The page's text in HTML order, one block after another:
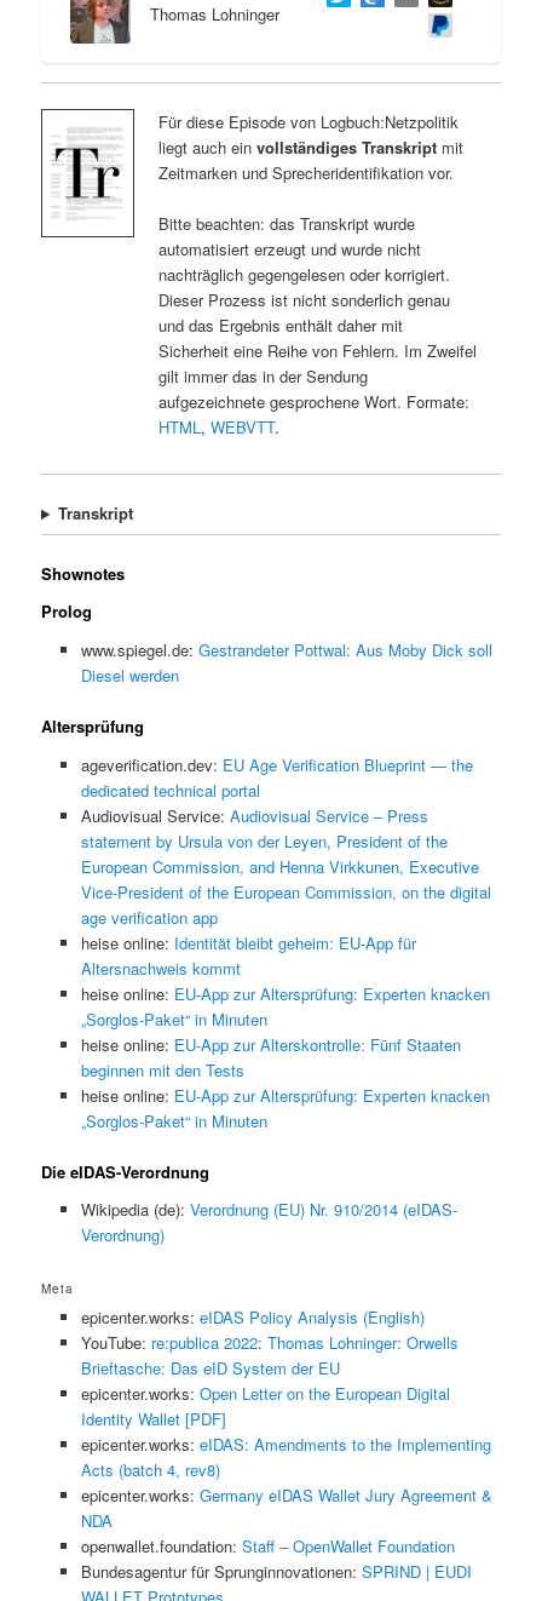
Thomas Lohninger
Für diese Episode von Logbuch:Netzpolitik
liegt auch ein vollständiges Transkriptmit
Zeitmarken und Sprecheridentifikation vor.
Bitte beachten: das Transkript wurde
automatisiert erzeugt und wurde nicht
nachträglich gegengelesen oder korrigiert.
Dieser Prozess ist nicht sonderlich genau
und das Ergebnis enthält daher mit
Sicherheit eine Reihe von Fehlern. Im Zweifel
gilt immer das in der Sendung
aufgezeichnete gesprochene Wort. Formate:
HTML, WEBVTT.
Transkript
Shownotes
Prolog
www.spiegel.de: Gestrandeter Pottwal: Aus Moby Dick soll
Diesel werden
Altersprüfung
ageverification.dev: EU Age Verification Blueprint — the
dedicated technical portal
Audiovisual Service: Audiovisual Service – Press
statement by Ursula von der Leyen, President of the
European Commission, and Henna Virkkunen, Executive
Vice-President of the European Commission, on the digital
age verification app
heise online: Identität bleibt geheim: EU-App für
Altersnachweis kommt
heise online: EU-App zur Altersprüfung: Experten knacken
„Sorglos-Paket“ in Minuten
heise online: EU-App zur Alterskontrolle: Fünf Staaten
beginnen mit den Tests
heise online: EU-App zur Altersprüfung: Experten knacken
„Sorglos-Paket“ in Minuten
Die eIDAS-Verordnung
Wikipedia (de): Verordnung (EU) Nr. 910/2014 (eIDAS-
Verordnung)
Meta
epicenter.works: eIDAS Policy Analysis (English)
YouTube: re:publica 2022: Thomas Lohninger: Orwells
Brieftasche: Das eID System der EU
epicenter.works: Open Letter on the European Digital
Identity Wallet [PDF]
epicenter.works: eIDAS: Amendments to the Implementing
Acts (batch 4, rev8)
epicenter.works: Germany eIDAS Wallet Jury Agreement &
NDA
openwallet.foundation: Staff – OpenWallet Foundation
Bundesagentur für Sprunginnovationen: SPRIND | EUDI